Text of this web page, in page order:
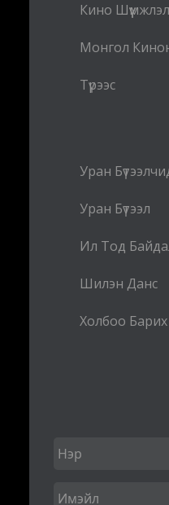
Кино Шүүмжлэл
Монгол
Түрээс
Уран
Уран Бүтээл
Ил Тод
Шилэн Данс
Холбоо Барих